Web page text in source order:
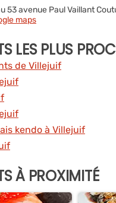
53 avenue Paul Vaillant
maps
LES PLUS
de Villejuif
kendo à Villejuif
À PROXIMITÉ